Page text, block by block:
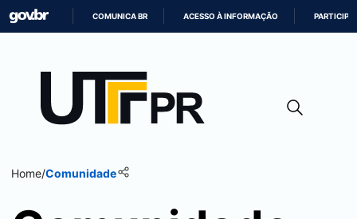
CONTEÚDO
COMUNICA BR ACESSO À INFORMAÇÃO PARTICIPE
Home/Comunidade